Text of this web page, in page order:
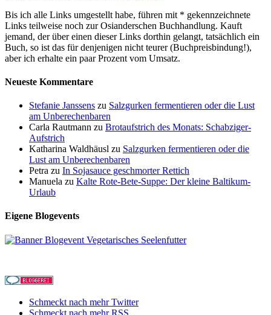
Bis ich alle Links umgestellt habe, führen mit * gekennzeichnete
Links teilweise noch zur Osianderschen Buchhandlung. Kauft
jemand, der über einen dieser Links dorthin gelangt, tatsächlich ein
Buch, so ist das für denjenigen nicht teurer (Buchpreisbindung!),
aber ich erhalte ein paar Prozent vom Umsatz.
Neueste Kommentare
Stefanie Janssens zu Salzgurken fermentieren oder die Lust
am Unberechenbaren
Carla Rautmann zu Brotaufstrich des Monats: Schabziger-
Aufstrich
Katharina Waldhäusl zu Salzgurken fermentieren oder die
Lust am Unberechenbaren
Petra zu In Sojasauce geschmorter Rettich
Manuela zu Kalte Rote-Bete-Suppe: Der kleine Baltikum-
Urlaub
Eigene Blogevents
Schmeckt nach mehr Twitter
Schmeckt nach mehr RSS